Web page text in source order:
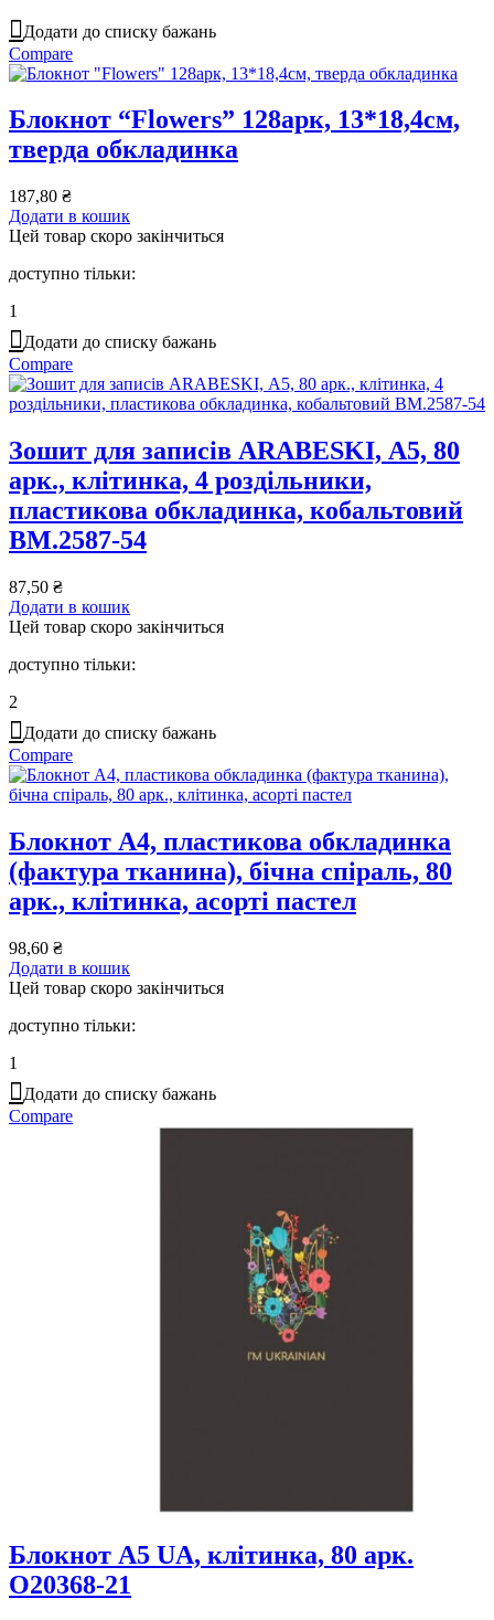
Додати до списку бажань
Compare
Блокнот “Flowers” 128арк, 13*18,4см,
тверда обкладинка
187,80 ₴
Додати в кошик
Цей товар скоро закінчиться
доступно тільки:
1
Додати до списку бажань
Compare
Зошит для записів ARABESKI, А5, 80
арк., клітинка, 4 роздільники,
пластикова обкладинка, кобальтовий
BM.2587-54
87,50 ₴
Додати в кошик
Цей товар скоро закінчиться
доступно тільки:
2
Додати до списку бажань
Compare
Блокнот А4, пластикова обкладинка
(фактура тканина), бічна спіраль, 80
арк., клітинка, асорті пастел
98,60 ₴
Додати в кошик
Цей товар скоро закінчиться
доступно тільки:
1
Додати до списку бажань
Compare
Блокнот А5 UA, клітинка, 80 арк.
O20368-21